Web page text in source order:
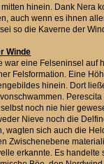
hinein. Dank Nera
auch wenn es ihnen
so die Kaverne der
Winde
war eine Felseninsel auf
Felsformation. Eine
hinein. Dort
noch nie hier
Nieve noch die
wagten sich auch die
Zwischenebene
erkannte. Es handelte